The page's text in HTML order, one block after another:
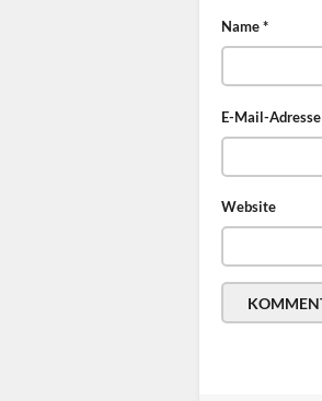
Name*
E-Mail-Adresse
Website